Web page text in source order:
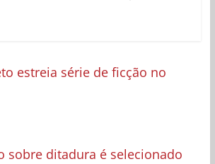
estreia série de ficção no
sobre ditadura é selecionado